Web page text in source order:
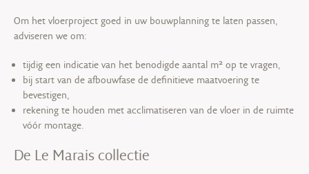
Om het vloerproject goed in uw bouwplanning te laten passen,
adviseren we om:
tijdig een indicatie van het benodigde aantal m² op te vragen,
bij start van de afbouwfase de definitieve maatvoering te
bevestigen,
rekening te houden met acclimatiseren van de vloer in de ruimte
vóór montage.
De Le Marais collectie